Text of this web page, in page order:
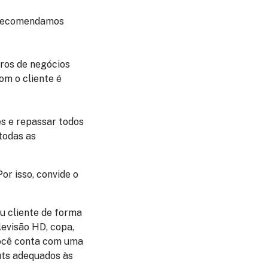
de negócios
o cliente é
e repassar todos
as
isso, convide o
cliente de forma
HD, copa,
conta com uma
adequados às